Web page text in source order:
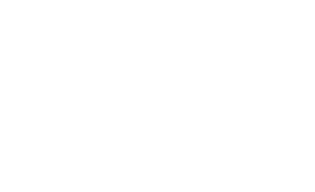
社技術責任者が社員一人一人の目指した
。業務に関わる内容に限らず、社員1人1